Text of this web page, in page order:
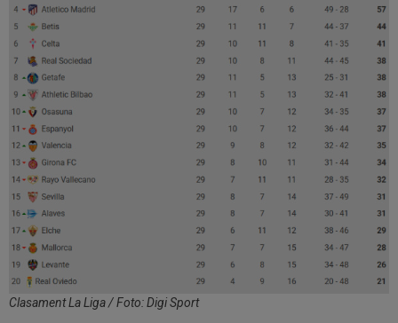
Clasament La Liga / Foto: Digi Sport